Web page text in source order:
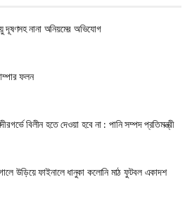
দূষণসহ নানা অনিয়মের অভিযোগ
ফলন
বিলীন হতে দেওয়া হবে না : পানি সম্পদ প্রতিমন্ত্রী
উড়িয়ে ফাইনালে ধানুকা কলোনি মাঠ ফুটবল একাদশ